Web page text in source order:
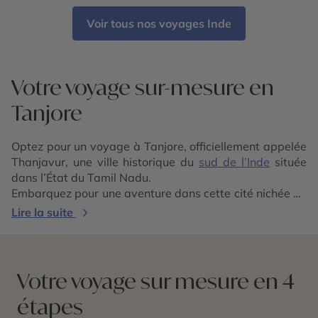
Voir tous nos voyages Inde
Votre voyage sur-mesure en
Tanjore
Optez pour un voyage à Tanjore, officiellement appelée
Thanjavur, une ville historique du sud de l’Inde située
dans l’État du Tamil Nadu.
Embarquez pour une aventure dans cette cité nichée au
cœur de la région fertile du delta de la rivière Kaveri,
aussi connu sous le nom de Grand Temple. Dédié à Lord
Shiva, il compte parmi les plus grands temples d’Inde et
illustre remarquablement l’architecture tamoule de la
Lire la suite
Votre voyage sur mesure en 4
étapes